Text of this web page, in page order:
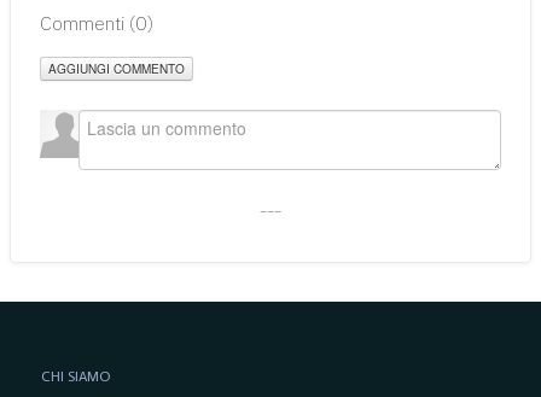
Commenti (0)
AGGIUNGI COMMENTO
CHI SIAMO